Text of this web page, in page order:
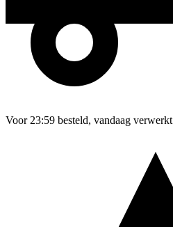
Voor 23:59 besteld, vandaag verwerkt